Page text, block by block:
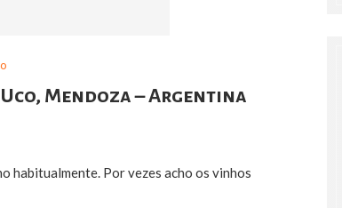
Mendoza – Argentina
habitualmente. Por vezes acho os vinhos